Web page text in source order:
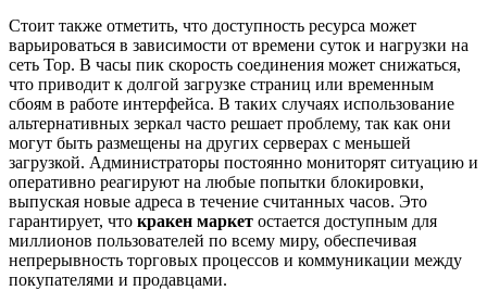
Стоит также отметить, что доступность ресурса может
варьироваться в зависимости от времени суток и нагрузки на
сеть Тор. В часы пик скорость соединения может снижаться,
что приводит к долгой загрузке страниц или временным
сбоям в работе интерфейса. В таких случаях использование
альтернативных зеркал часто решает проблему, так как они
могут быть размещены на других серверах с меньшей
загрузкой. Администраторы постоянно мониторят ситуацию и
оперативно реагируют на любые попытки блокировки,
выпуская новые адреса в течение считанных часов. Это
гарантирует, что кракен маркет остается доступным для
миллионов пользователей по всему миру, обеспечивая
непрерывность торговых процессов и коммуникации между
покупателями и продавцами.